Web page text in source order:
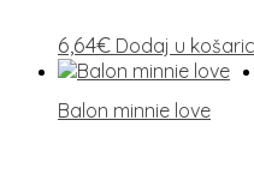
6,64€ Dodaj u
Balon minnie love